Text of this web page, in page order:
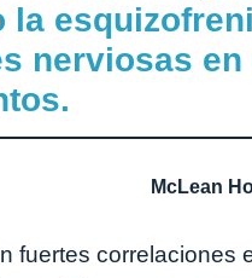
nerviosas
McLean
fuertes correlaciones